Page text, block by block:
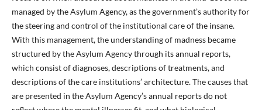
managed by the Asylum Agency, as the government’s authority for
the steering and control of the institutional care of the insane.
With this management, the understanding of madness became
structured by the Asylum Agency through its annual reports,
which consist of diagnoses, descriptions of treatments, and
descriptions of the care institutions’ architecture. The causes that
are presented in the Asylum Agency’s annual reports do not